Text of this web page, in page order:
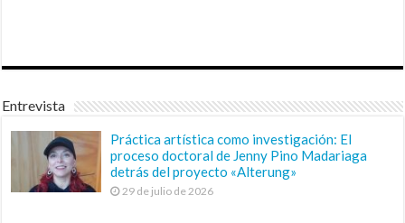
Entrevista
Práctica artística como investigación: El
proceso doctoral de Jenny Pino Madariaga
detrás del proyecto «Alterung»
29 de julio de 2026